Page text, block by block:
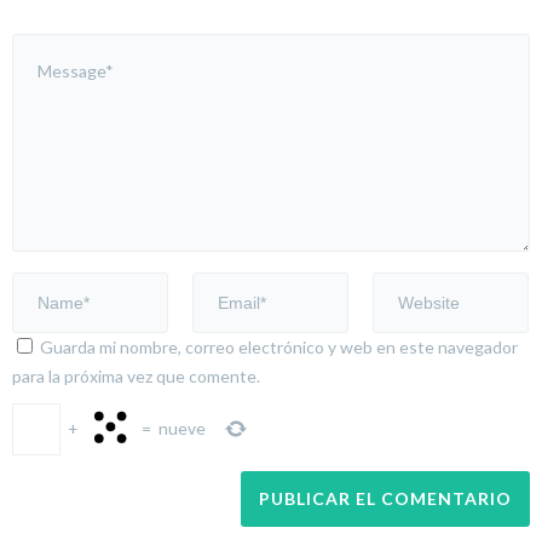
Guarda mi nombre, correo electrónico y web en este navegador
para la próxima vez que comente.
+ = nueve